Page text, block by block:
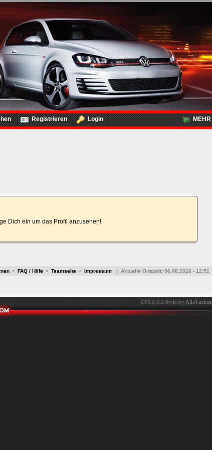
Registrieren Login MEHR
Dich ein um das Profil anzusehen!
• FAQ / Hilfe • Teamseite • Impressum | Aktuelle Ortszeit: 06.08.2026 - 12:51
CF3.0.3.2 Style byAllaTurkaa